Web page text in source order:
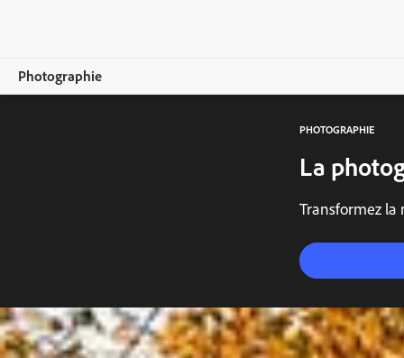
Photographie
S’abonner
PHOTOGRAPHIE
La
Transformez la